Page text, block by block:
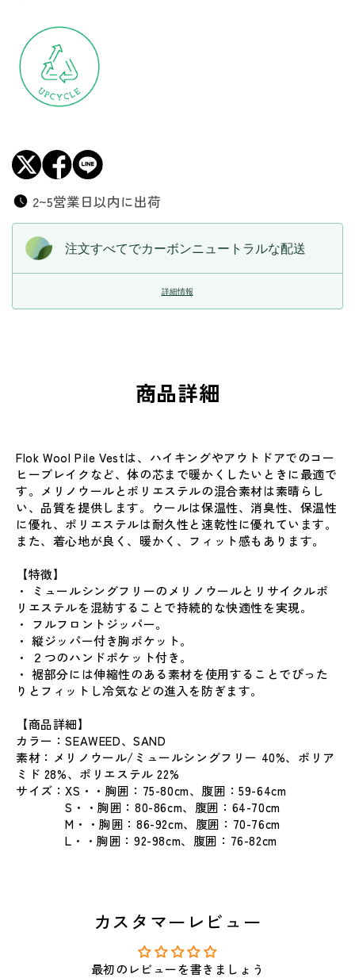
ス
ベ
ス
ト
量
を
減
ら
す
増
や
す
2~5営業日以内に出荷
注文すべてでカーボンニュートラルな配送
詳細情報
商品詳細
Flok Wool Pile Vestは、ハイキングやアウトドアでのコー
ヒーブレイクなど、体の芯まで暖かくしたいときに最適で
す。メリノウールとポリエステルの混合素材は素晴らし
い、品質を提供します。ウールは保温性、消臭性、保温性
に優れ、ポリエステルは耐久性と速乾性に優れています。
また、着心地が良く、暖かく、フィット感もあります。
【特徴】
・ ミュールシングフリーのメリノウールとリサイクルポ
リエステルを混紡することで持続的な快適性を実現。
・ フルフロントジッパー。
・ 縦ジッパー付き胸ポケット。
・ ２つのハンドポケット付き。
・ 裾部分には伸縮性のある素材を使用することでぴった
りとフィットし冷気などの進入を防ぎます。
【商品詳細】
カラー：SEAWEED、SAND
素材：メリノウール/ミュールシングフリー 40%、ポリア
ミド 28%、ポリエステル 22%
サイズ：XS・・胸囲：75-80cm、腹囲：59-64cm
S・・胸囲：80-86cm、腹囲：64-70cm
M・・胸囲：86-92cm、腹囲：70-76cm
L・・胸囲：92-98cm、腹囲：76-82cm
カスタマーレビュー
最初のレビューを書きましょう